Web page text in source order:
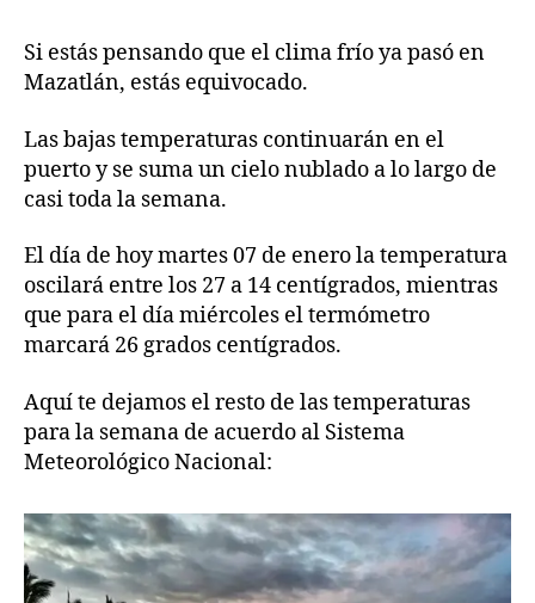
Si estás pensando que el clima frío ya pasó en
Mazatlán, estás equivocado.
Las bajas temperaturas continuarán en el
puerto y se suma un cielo nublado a lo largo de
casi toda la semana.
El día de hoy martes 07 de enero la temperatura
oscilará entre los 27 a 14 centígrados, mientras
que para el día miércoles el termómetro
marcará 26 grados centígrados.
Aquí te dejamos el resto de las temperaturas
para la semana de acuerdo al Sistema
Meteorológico Nacional: